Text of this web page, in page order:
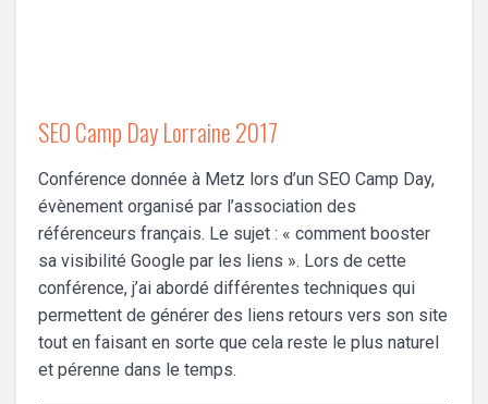
SEO Camp Day Lorraine 2017
Conférence donnée à Metz lors d’un SEO Camp Day,
évènement organisé par l’association des
référenceurs français. Le sujet : « comment booster
sa visibilité Google par les liens ». Lors de cette
conférence, j’ai abordé différentes techniques qui
permettent de générer des liens retours vers son site
tout en faisant en sorte que cela reste le plus naturel
et pérenne dans le temps.